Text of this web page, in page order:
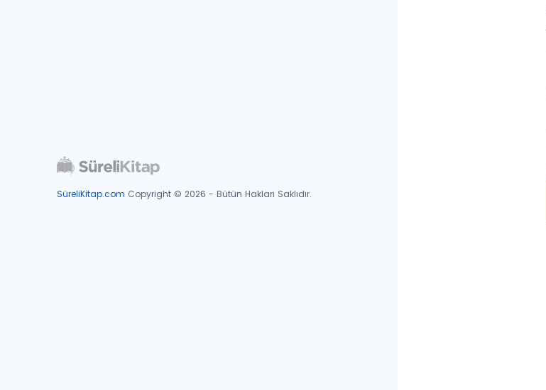
SüreliKitap.com Copyright © 2026 - Bütün Hakları Saklıdır.